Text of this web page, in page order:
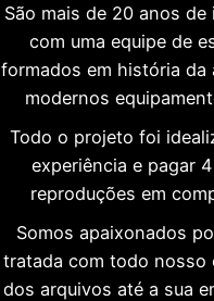
São mais de 20 anos
com uma equipe de
formados em história da
modernos
Todo o projeto foi
experiência e pagar
reproduções em
Somos apaixonados
tratada com todo nosso
dos arquivos até a sua